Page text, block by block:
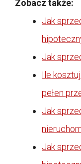
Zobacz także:
Jak
Jak
Ile
pełen
Jak
Jak